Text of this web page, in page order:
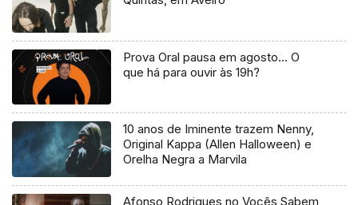
Prova Oral pausa em agosto… O
que há para ouvir às 19h?
10 anos de Iminente trazem Nenny,
Original Kappa (Allen Halloween) e
Orelha Negra a Marvila
Afonso Rodrigues no Vocês Sabem